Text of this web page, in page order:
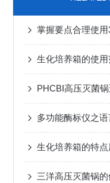
掌握要点合理使
生化培养箱的使
PHCBI高压灭菌
多功能酶标仪之
生化培养箱的特